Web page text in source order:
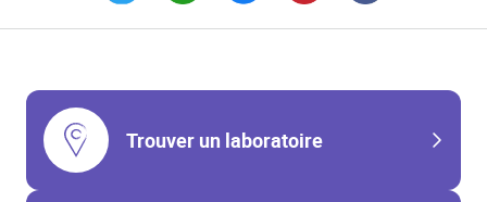
Trouver un laboratoire